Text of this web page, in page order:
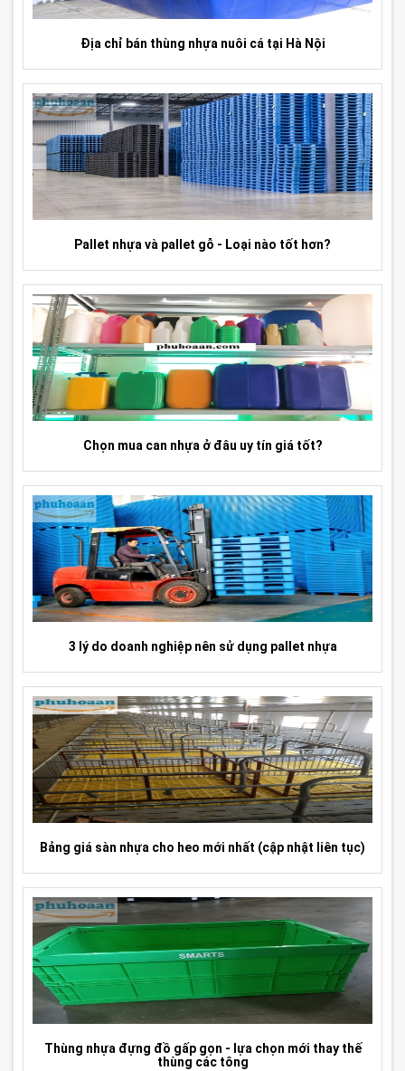
Địa chỉ bán thùng nhựa nuôi cá tại Hà Nội
Pallet nhựa và pallet gỗ - Loại nào tốt hơn?
Chọn mua can nhựa ở đâu uy tín giá tốt?
3 lý do doanh nghiệp nên sử dụng pallet nhựa
Bảng giá sàn nhựa cho heo mới nhất (cập nhật liên tục)
Thùng nhựa đựng đồ gấp gọn - lựa chọn mới thay thế
thùng các tông